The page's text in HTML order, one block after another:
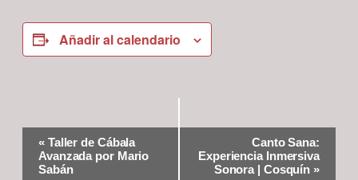
Añadir al calendario
Navegación
del
Evento
«Taller de Cábala
Avanzada por Mario
Sabán
Canto Sana:
Experiencia Inmersiva
Sonora | Cosquín »